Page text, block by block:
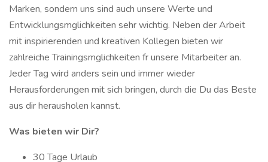
Marken, sondern uns sind auch unsere Werte und
Entwicklungsmglichkeiten sehr wichtig. Neben der Arbeit
mit inspirierenden und kreativen Kollegen bieten wir
zahlreiche Trainingsmglichkeiten fr unsere Mitarbeiter an.
Jeder Tag wird anders sein und immer wieder
Herausforderungen mit sich bringen, durch die Du das Beste
aus dir herausholen kannst.
Was bieten wir Dir?
30 Tage Urlaub